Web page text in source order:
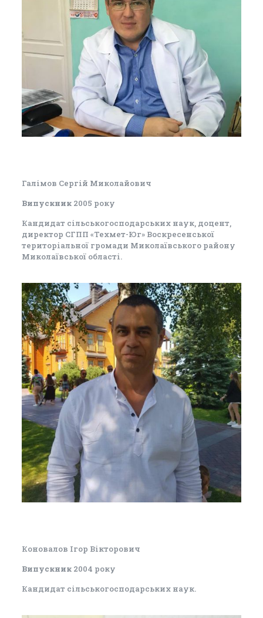
Галімов Сергій Миколайович
Випускник2005 року
Кандидат сільськогосподарських наук, доцент,
директор СГПП «Техмет-Юг» Воскресенської
територіальної громади Миколаївського району
Миколаївської області.
Коновалов Ігор Вікторович
Випускник 2004 року
Кандидат сільськогосподарських наук.